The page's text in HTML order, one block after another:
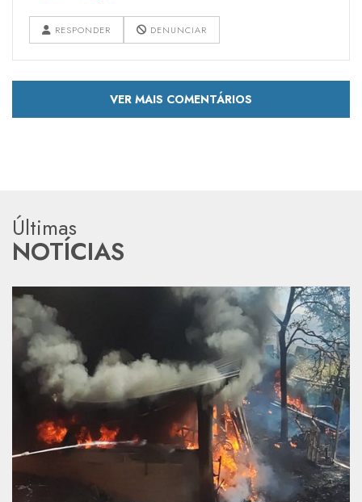
RESPONDER DENUNCIAR
VER MAIS COMENTÁRIOS
Últimas
NOTÍCIAS